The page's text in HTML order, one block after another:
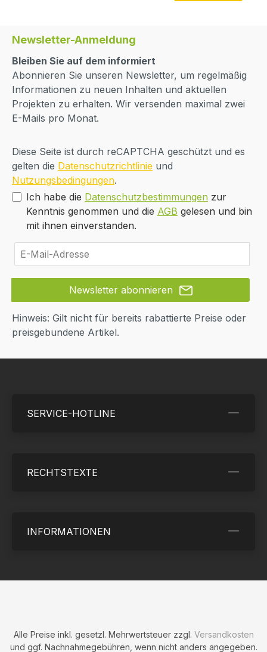
Newsletter-Anmeldung
Bleiben Sie auf dem informiert
Abonnieren Sie unseren Newsletter, um regelmäßig
Informationen zu neuen Inhalten und aktuellen
Projekten zu erhalten. Wir versenden maximal zwei
E-Mails pro Monat.
Diese Seite ist durch reCAPTCHA geschützt und es
gelten die Datenschutzrichtlinie und
Nutzungsbedingungen.
Ich habe die Datenschutzbestimmungen zur
Kenntnis genommen und die AGB gelesen und bin
mit ihnen einverstanden.
Newsletter abonnieren
Hinweis: Gilt nicht für bereits rabattierte Preise oder
preisgebundene Artikel.
SERVICE-HOTLINE
RECHTSTEXTE
INFORMATIONEN
Alle Preise inkl. gesetzl. Mehrwertsteuer zzgl. Versandkosten
und ggf. Nachnahmegebühren, wenn nicht anders angegeben.